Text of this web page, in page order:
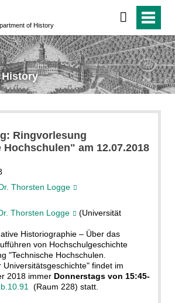
of History
Ringvorlesung
am 12.07.2018
Thorsten Logge
Thorsten Logge
(Universität
Historiographie – Über das
von Hochschulgeschichte
"Technische Hochschulen.
Universitätsgeschichte" findet im
2018 immer Donnerstags von 15:45-
(Raum 228) statt.